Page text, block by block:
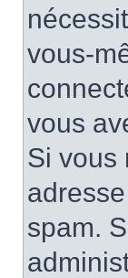
vous-
vous
Si vous
spam.